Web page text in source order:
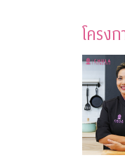
โครงก